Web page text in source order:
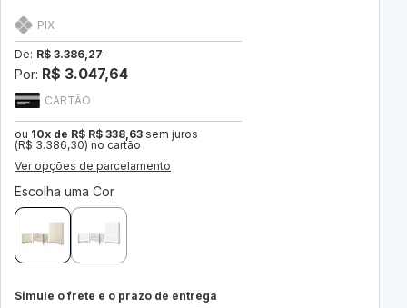
CARTÃO
ou 10x de R$ R$ 338,63 sem juros
(R$ 3.386,30) no cartão
Ver opções de parcelamento
PIX
De: R$ 3.386,27
Por: R$ 3.047,64
Escolha uma Cor
Simule o frete e o prazo de entrega